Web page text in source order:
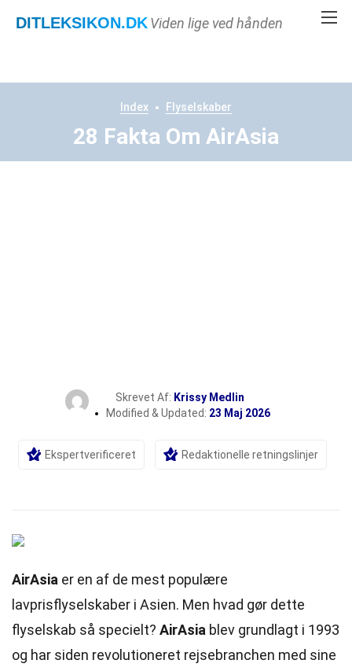
DITLEKSIKON.DKViden lige ved hånden
Index Flyselskaber
28 Fakta Om AirAsia
Skrevet Af: Krissy Medlin
Modified & Updated: 23 Maj 2026
Ekspertverificeret Redaktionelle retningslinjer
AirAsia er en af de mest populære
lavprisflyselskaber i Asien. Men hvad gør dette
flyselskab så specielt? AirAsia blev grundlagt i 1993
og har siden revolutioneret rejsebranchen med sine